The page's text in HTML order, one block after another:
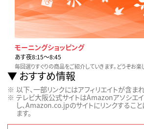
モーニングショッピング
あす夜8:15〜8:45
毎回選りすぐりの商品をご紹介していきます。どうぞお楽し
おすすめ情報
以下、一部リンクにはアフィリエイトが含まれ
テレビ大阪公式サイトはAmazonアソシエイ
し、Amazon.co.jpのサイトにリンクするこ
ます。